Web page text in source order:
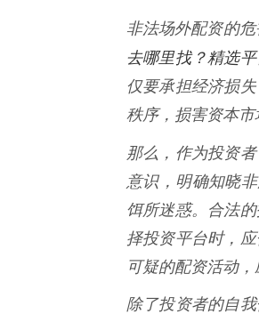
非法场外配资的
去哪里找？精选平
仅要承担经济损
秩序，损害资本市
那么，作为投资者
意识，明确知晓
饵所迷惑。合法
择投资平台时，
可疑的配资活动
除了投资者的自